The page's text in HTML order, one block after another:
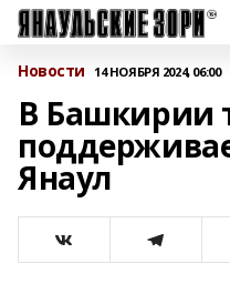
Новости 14 НОЯБРЯ 2024, 06:00
В Башкирии
Янаул